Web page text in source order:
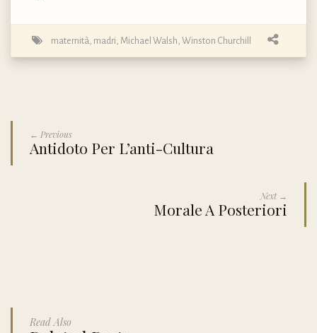
maternità, madri Michael Walsh Winston Churchill
← Previous
Antidoto Per L’anti-Cultura
Next →
Morale A Posteriori
Read Also